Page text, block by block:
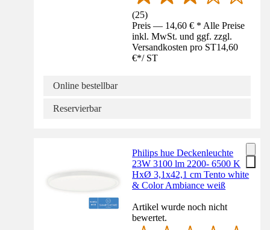
(25)
Preis — 14,60 € * Alle Preise
inkl. MwSt. und ggf. zzgl.
Versandkosten pro ST14,60
€*/ ST
Online bestellbar
Reservierbar
Philips hue Deckenleuchte
23W 3100 lm 2200- 6500 K
HxØ 3,1x42,1 cm Tento white
& Color Ambiance weiß
Artikel wurde noch nicht
bewertet.